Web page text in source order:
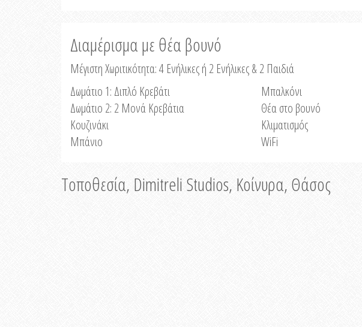
Διαμέρισμα με θέα βουνό
Μέγιστη Χωριτικότητα: 4 Ενήλικες ή 2 Ενήλικες & 2 Παιδιά
Δωμάτιο 1: Διπλό Κρεβάτι
Δωμάτιο 2: 2 Μονά Κρεβάτια
Κουζινάκι
Μπάνιο
Μπαλκόνι
Θέα στο βουνό
Κλιματισμός
WiFi
Τοποθεσία, Dimitreli Studios, Κοίνυρα, Θάσος